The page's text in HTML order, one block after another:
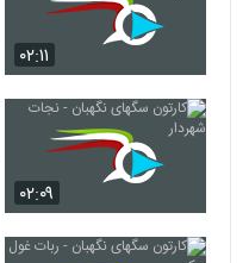
۰۲:۱۱
۰۲:۰۹